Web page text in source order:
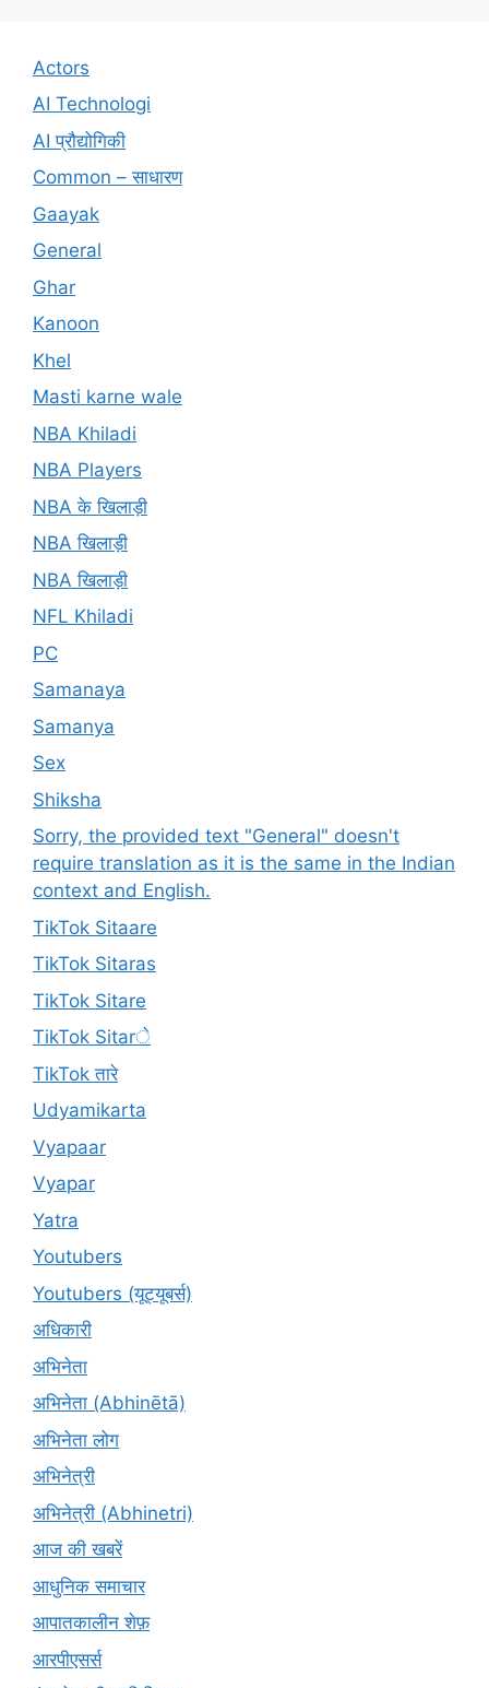
Actors
AI Technologi
AI प्रौद्योगिकी
Common – साधारण
Gaayak
General
Ghar
Kanoon
Khel
Masti karne wale
NBA Khiladi
NBA Players
NBA के खिलाड़ी
NBA खिलाड़ी
NBA खिलाड़ी
NFL Khiladi
PC
Samanaya
Samanya
Sex
Shiksha
Sorry, the provided text "General" doesn't
require translation as it is the same in the Indian
context and English.
TikTok Sitaare
TikTok Sitaras
TikTok Sitare
TikTok Sitarे
TikTok तारे
Udyamikarta
Vyapaar
Vyapar
Yatra
Youtubers
Youtubers (यूट्यूबर्स)
अधिकारी
अभिनेता
अभिनेता (Abhinētā)
अभिनेता लोग
अभिनेत्री
अभिनेत्री (Abhinetri)
आज की खबरें
आधुनिक समाचार
आपातकालीन शेफ़
आरपीएसर्स